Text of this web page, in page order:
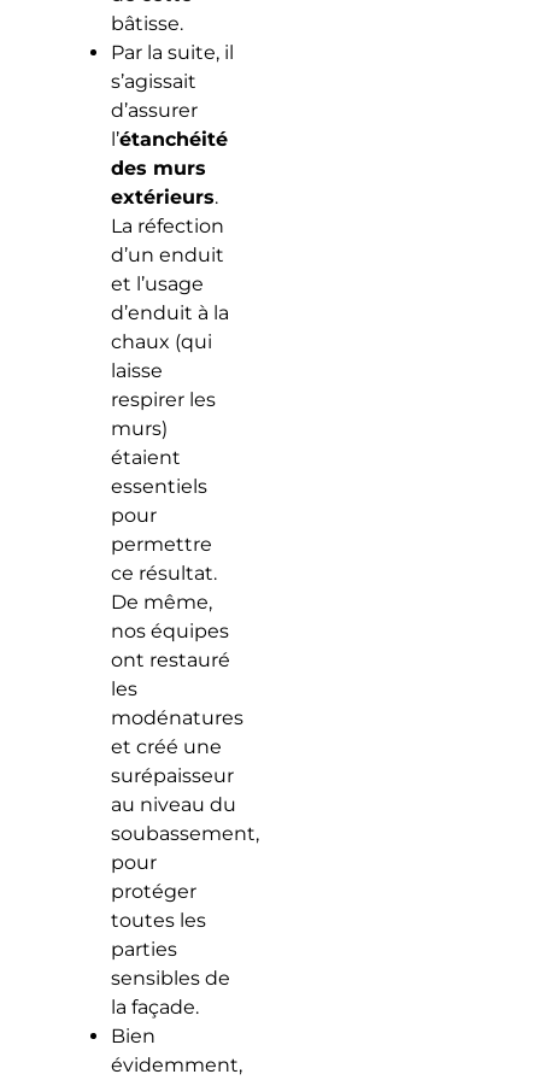
bâtisse.
Par la suite, il
s’agissait
d’assurer
l’étanchéité
des murs
extérieurs.
La réfection
d’un enduit
et l’usage
d’enduit à la
chaux (qui
laisse
respirer les
murs)
étaient
essentiels
pour
permettre
ce résultat.
De même,
nos équipes
ont restauré
les
modénatures
et créé une
surépaisseur
au niveau du
soubassement,
pour
protéger
toutes les
parties
sensibles de
la façade.
Bien
évidemment,